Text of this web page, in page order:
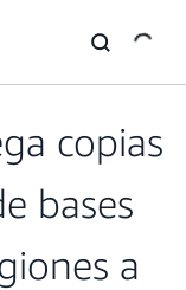
copias
bases
a